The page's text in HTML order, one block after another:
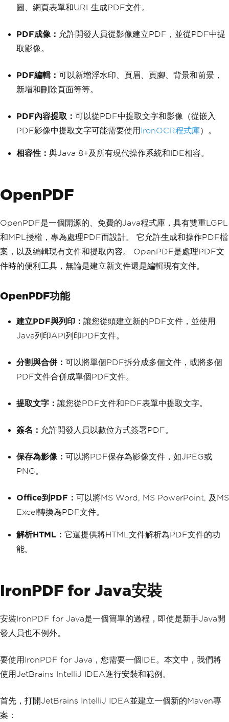
圖、網頁表單和URL生成PDF文件。
PDF成像： 允許開發人員從影像建立PDF，並從PDF中提
取影像。
PDF編輯： 可以新增浮水印、頁眉、頁腳、背景和前景，
新增和刪除頁面等等。
PDF內容提取： 可以從PDF中提取文字和影像（從嵌入
PDF影像中提取文字可能需要使用 IronOCR程式庫）。
相容性： 與Java 8+及所有現代操作系統和IDE相容。
OpenPDF
OpenPDF是一個開源的、免費的Java程式庫，具有雙重LGPL
和MPL授權，專為處理PDF而設計。 它允許生成和操作PDF檔
案，以及編輯現有文件和提取內容。 OpenPDF是處理PDF文
件時的便利工具，無論是建立新文件還是編輯現有文件。
OpenPDF功能
建立PDF與列印： 讓您從頭建立新的PDF文件，並使用
Java列印API列印PDF文件。
分割與合併： 可以將單個PDF拆分成多個文件，或將多個
PDF文件合併成單個PDF文件。
提取文字： 讓您從PDF文件和PDF表單中提取文字。
簽名： 允許開發人員以數位方式簽署PDF。
保存為影像： 可以將PDF保存為影像文件，如JPEG或
PNG。
Office到PDF： 可以將MS Word, MS PowerPoint, 及MS
Excel轉換為PDF文件。
解析HTML： 它還提供將HTML文件解析為PDF文件的功
能。
IronPDF for Java安裝
安裝IronPDF for Java是一個簡單的過程，即使是新手Java開
發人員也不例外。
要使用IronPDF for Java，您需要一個IDE。本文中，我們將
使用JetBrains IntelliJ IDEA進行安裝和範例。
首先，打開JetBrains IntelliJ IDEA並建立一個新的Maven專
案：